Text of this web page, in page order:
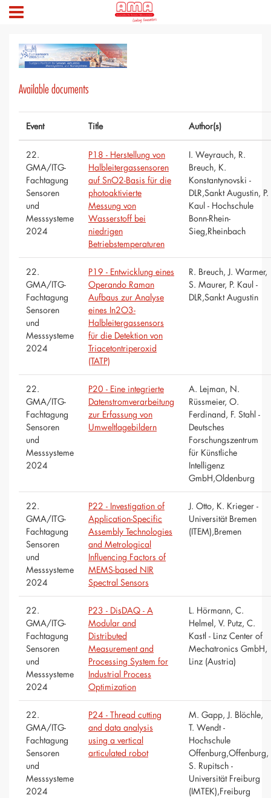
Available documents
Event Title Author(s)
22.
GMA/ITG-
Fachtagung
Sensoren
und
Messsysteme
2024
P18 - Herstellung von
Halbleitergassensoren
auf SnO2-Basis für die
photoaktivierte
Messung von
Wasserstoff bei
niedrigen
Betriebstemperaturen
I. Weyrauch, R.
Breuch, K.
Konstantynovski -
DLR,Sankt Augustin, P.
Kaul - Hochschule
Bonn-Rhein-
Sieg,Rheinbach
22.
GMA/ITG-
Fachtagung
Sensoren
und
Messsysteme
2024
P19 - Entwicklung eines
Operando Raman
Aufbaus zur Analyse
eines In2O3-
Halbleitergassensors
für die Detektion von
Triacetontriperoxid
(TATP)
R. Breuch, J. Warmer,
S. Maurer, P. Kaul -
DLR,Sankt Augustin
22.
GMA/ITG-
Fachtagung
Sensoren
und
Messsysteme
2024
P20 - Eine integrierte
Datenstromverarbeitung
zur Erfassung von
Umweltlagebildern
A. Lejman, N.
Rüssmeier, O.
Ferdinand, F. Stahl -
Deutsches
Forschungszentrum
für Künstliche
Intelligenz
GmbH,Oldenburg
22.
GMA/ITG-
Fachtagung
Sensoren
und
Messsysteme
2024
P22 - Investigation of
Application-Specific
Assembly Technologies
and Metrological
Influencing Factors of
MEMS-based NIR
Spectral Sensors
J. Otto, K. Krieger -
Universität Bremen
(ITEM),Bremen
22.
GMA/ITG-
Fachtagung
Sensoren
und
Messsysteme
2024
P23 - DisDAQ - A
Modular and
Distributed
Measurement and
Processing System for
Industrial Process
Optimization
L. Hörmann, C.
Helmel, V. Putz, C.
Kastl - Linz Center of
Mechatronics GmbH,
Linz (Austria)
22.
GMA/ITG-
Fachtagung
Sensoren
und
Messsysteme
2024
P24 - Thread cutting
and data analysis
using a vertical
articulated robot
M. Gapp, J. Blöchle,
T. Wendt -
Hochschule
Offenburg,Offenburg,
S. Rupitsch -
Universität Freiburg
(IMTEK),Freiburg